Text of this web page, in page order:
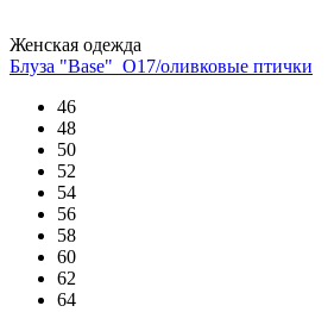
Женская одежда
Блуза "Base"_О17/оливковые птички
46
48
50
52
54
56
58
60
62
64